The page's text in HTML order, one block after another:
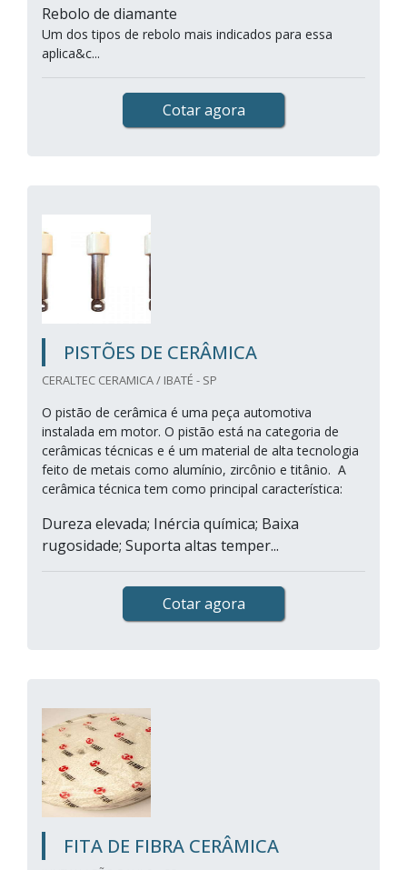
Rebolo de diamante
Um dos tipos de rebolo mais indicados para essa
aplica&c...
Cotar agora
PISTÕES DE CERÂMICA
CERALTEC CERAMICA / IBATÉ - SP
O pistão de cerâmica é uma peça automotiva
instalada em motor. O pistão está na categoria de
cerâmicas técnicas e é um material de alta tecnologia
feito de metais como alumínio, zircônio e titânio. A
cerâmica técnica tem como principal característica:
Dureza elevada; Inércia química; Baixa
rugosidade; Suporta altas temper...
Cotar agora
FITA DE FIBRA CERÂMICA